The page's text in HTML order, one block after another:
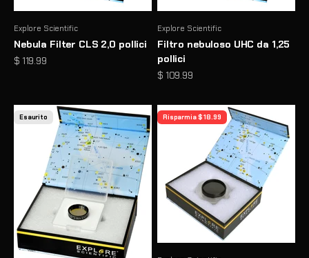
Explore Scientific
Nebula Filter CLS 2,0 pollici
Prezzo scontato
$ 119.99
Explore Scientific
Filtro nebuloso UHC da 1,25
pollici
Prezzo scontato
$ 109.99
Esaurito Risparmia $ 18.99